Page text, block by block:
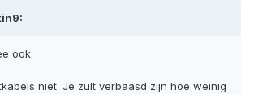
ook.
niet. Je zult verbaasd zijn hoe weinig